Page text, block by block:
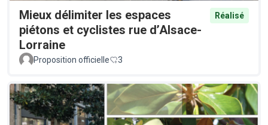
Mieux délimiter les espaces
piétons et cyclistes rue d’Alsace-
Lorraine
Réalisé
Proposition officielle 3